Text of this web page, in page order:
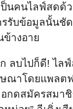
ป็นคนไลฟ์สดด้
รับข้อมูลนั้นชั
ข้างอาย
ลบไปก็ดี! ไล
ณาโดยแพลต
กดสมัครสมา